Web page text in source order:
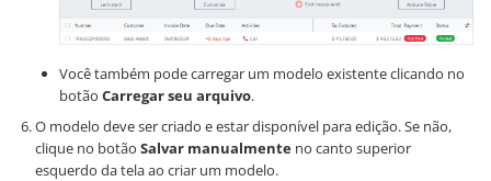
Você também pode carregar um modelo existente clicando no
botão Carregar seu arquivo.
O modelo deve ser criado e estar disponível para edição. Se não,
clique no botão Salvar manualmente no canto superior
esquerdo da tela ao criar um modelo.